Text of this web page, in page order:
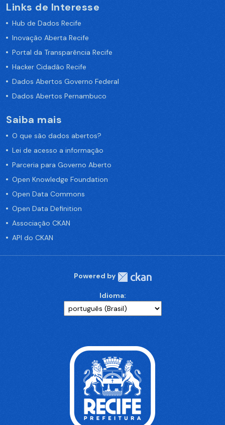
Links de Interesse
Hub de Dados Recife
Inovação Aberta Recife
Portal da Transparência Recife
Hacker Cidadão Recife
Dados Abertos Governo Federal
Dados Abertos Pernambuco
Saiba mais
O que são dados abertos?
Lei de acesso a informação
Parceria para Governo Aberto
Open Knowledge Foundation
Open Data Commons
Open Data Definition
Associação CKAN
API do CKAN
Powered by
Idioma